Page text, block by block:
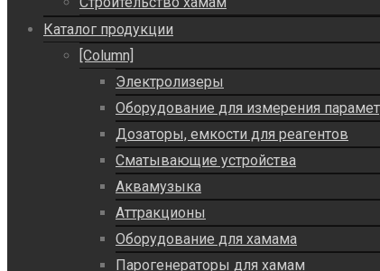
Каталог продукции
[Column]
Электролизеры
Оборудование для измерения
Дозаторы, емкости для реагентов
Сматывающие устройства
Аквамузыка
Аттракционы
Оборудование для хамама
Парогенераторы для хамам